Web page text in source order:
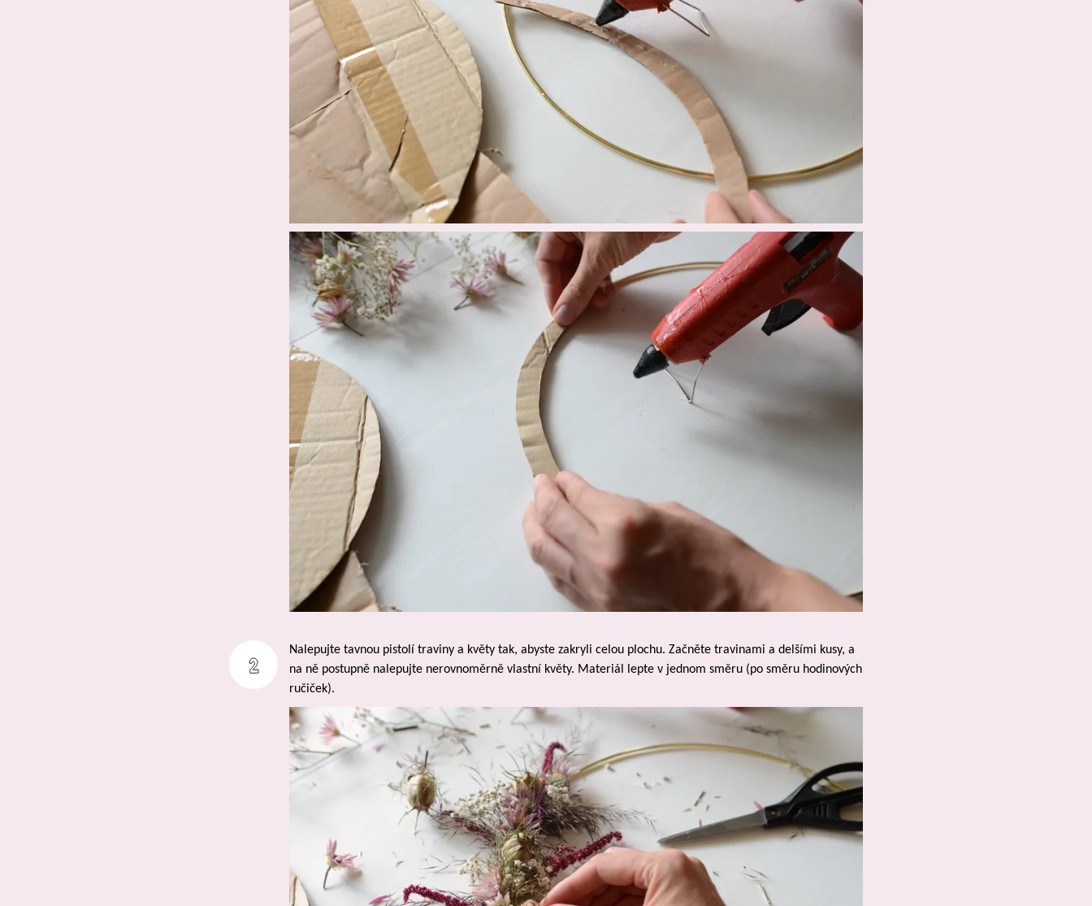
Nalepujte tavnou pistolí traviny a květy tak, abyste zakryli celou plochu. Začněte travinami a delšími kusy, a
na ně postupně nalepujte nerovnoměrně vlastní květy. Materiál lepte v jednom směru (po směru hodinových
ručiček).